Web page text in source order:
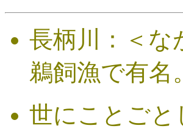
長柄川：＜な
鵜飼漁で有名。
世にことご